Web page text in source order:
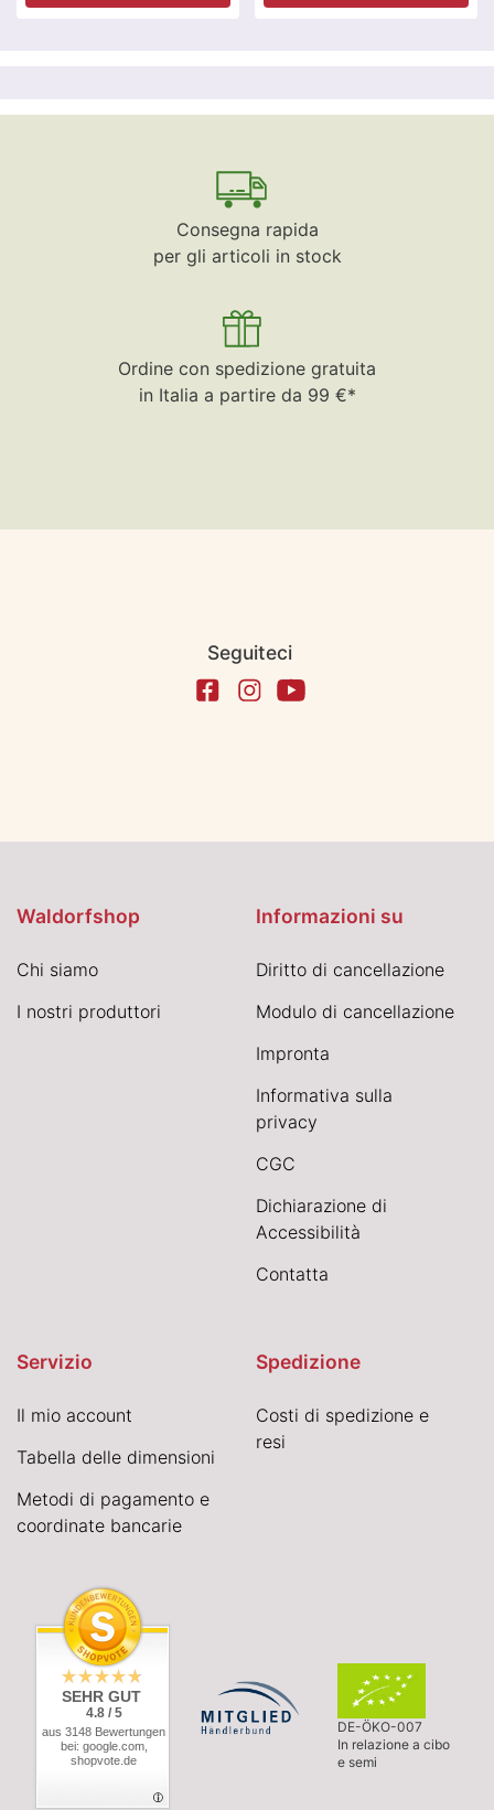
Consegna rapida
per gli articoli in stock
Ordine con spedizione gratuita
in Italia a partire da 99 €*
Seguiteci
Waldorfshop
Chi siamo
I nostri produttori
Informazioni su
Diritto di cancellazione
Modulo di cancellazione
Impronta
Informativa sulla
privacy
CGC
Dichiarazione di
Accessibilità
Contatta
Servizio
Il mio account
Tabella delle dimensioni
Metodi di pagamento e
coordinate bancarie
Spedizione
Costi di spedizione e
resi
SEHR GUT
4.8 / 5
aus 3148 Bewertungen
bei: google.com,
shopvote.de
DE-ÖKO-007
In relazione a cibo
e semi